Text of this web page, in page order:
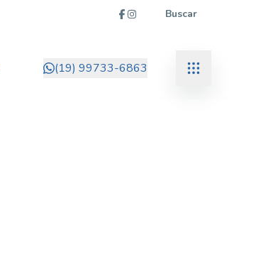
Buscar
(19) 99733-6863